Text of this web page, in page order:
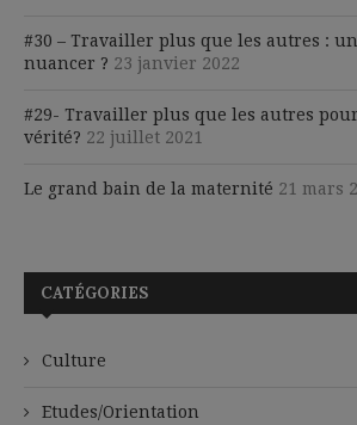
#30 – Travailler plus que les autres :
nuancer ? 23 janvier 2022
#29- Travailler plus que les autres
vérité? 22 juillet 2021
Le grand bain de la maternité 21 mars
CATÉGORIES
Culture
Etudes/Orientation